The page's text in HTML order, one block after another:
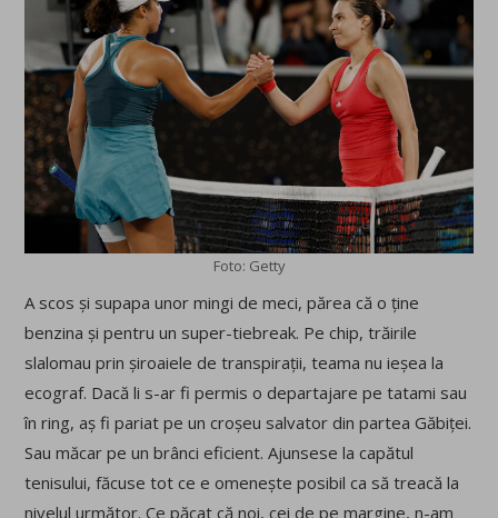
Foto: Getty
A scos și supapa unor mingi de meci, părea că o ține
benzina și pentru un super-tiebreak. Pe chip, trăirile
slalomau prin șiroaiele de transpirații, teama nu ieșea la
ecograf. Dacă li s-ar fi permis o departajare pe tatami sau
în ring, aș fi pariat pe un croșeu salvator din partea Găbiței.
Sau măcar pe un brânci eficient. Ajunsese la capătul
tenisului, făcuse tot ce e omenește posibil ca să treacă la
nivelul următor. Ce păcat că noi, cei de pe margine, n-am